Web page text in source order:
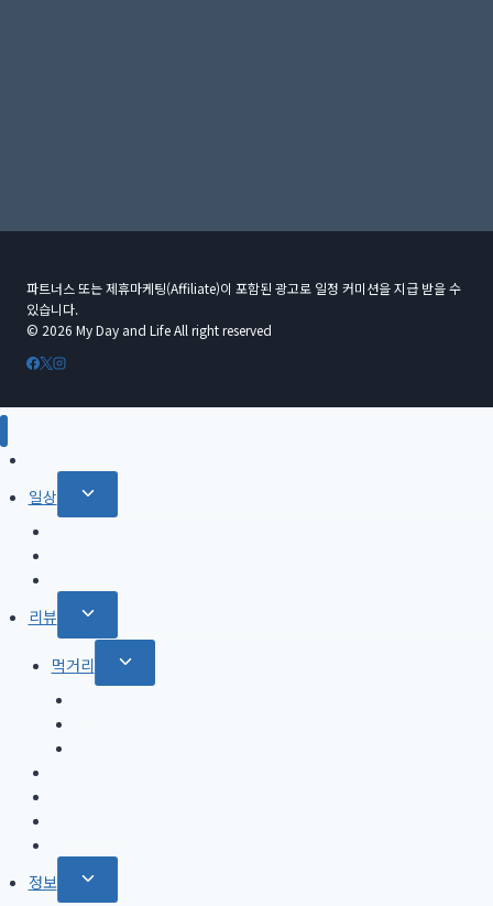
파트너스 또는 제휴마케팅(Affiliate)이 포함된 광고로 일정 커미션을 지급 받을 수
있습니다.
© 2026 My Day and Life All right reserved
일상
Toggle
child
리뷰
Toggle
child
menu
먹거리
Toggle
child
정보
Toggle